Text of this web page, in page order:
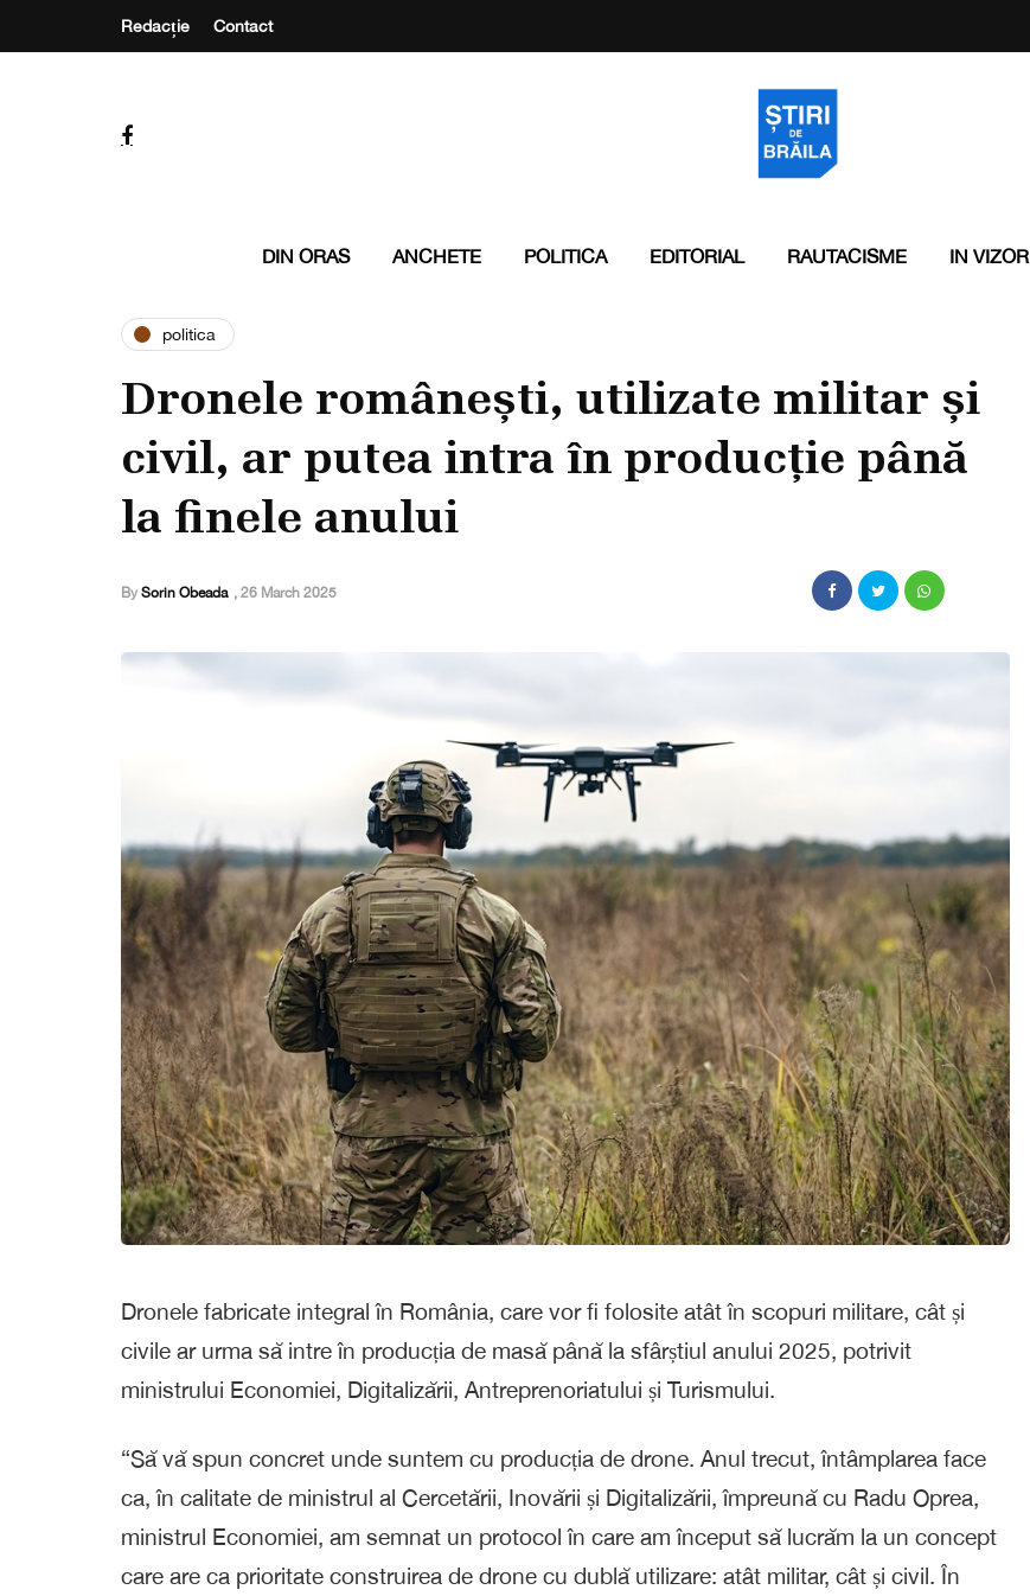
Redacție Contact
DIN ORAS ANCHETE POLITICA EDITORIAL RAUTACISME IN VIZOR
politica
Dronele românești, utilizate militar și
civil, ar putea intra în producție până
la finele anului
By Sorin Obeada , 26 March 2025
Dronele fabricate integral în România, care vor fi folosite atât în scopuri militare, cât și
civile ar urma să intre în producția de masă până la sfârștiul anului 2025, potrivit
ministrului Economiei, Digitalizării, Antreprenoriatului și Turismului.
“Să vă spun concret unde suntem cu producția de drone. Anul trecut, întâmplarea face
ca, în calitate de ministrul al Cercetării, Inovării și Digitalizării, împreună cu Radu Oprea,
ministrul Economiei, am semnat un protocol în care am început să lucrăm la un concept
care are ca prioritate construirea de drone cu dublă utilizare: atât militar, cât și civil. În